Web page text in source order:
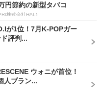
円節約の新型タバコ
株式会社HAL)
が1位！7月K-POPガー
評判...
ウォニが首位！
人ブラン...